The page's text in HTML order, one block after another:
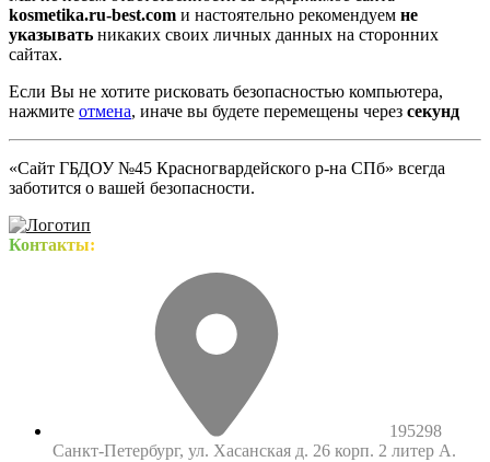
kosmetika.ru-best.com и настоятельно рекомендуем не
указывать никаких своих личных данных на сторонних
сайтах.
Если Вы не хотите рисковать безопасностью компьютера,
нажмите отмена, иначе вы будете перемещены через секунд
«Сайт ГБДОУ №45 Красногвардейского р-на СПб» всегда
заботится о вашей безопасности.
Контакты:
195298
Санкт-Петербург, ул. Хасанская д. 26 корп. 2 литер А.